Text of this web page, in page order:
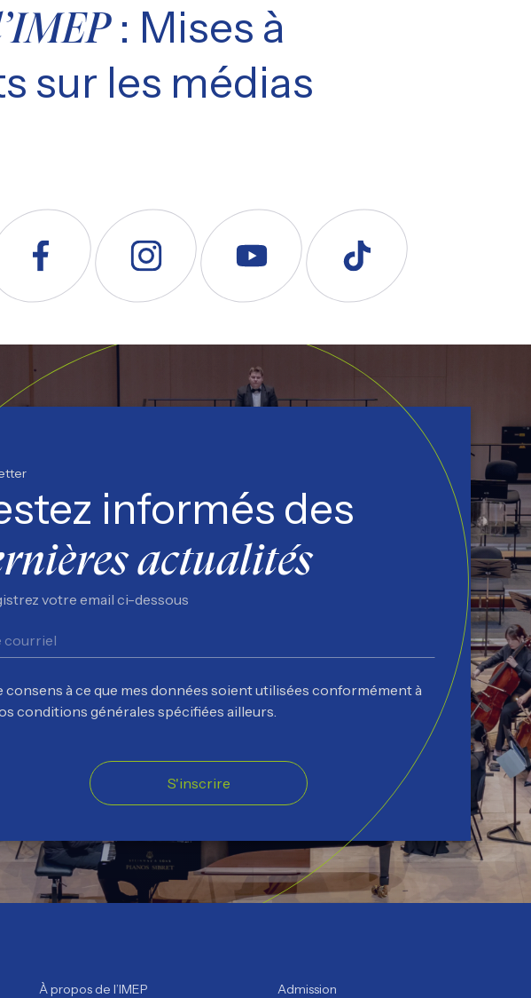
: Mises à
sur les médias
informés des
actualités
votre email ci-dessous
consens à ce que mes données soient utilisées conformément à
conditions générales spécifiées ailleurs.
S'inscrire
À propos de l’IMEP Admission